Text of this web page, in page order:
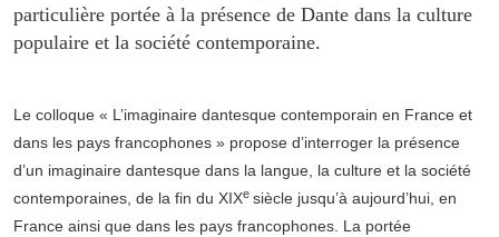
particulière portée à la présence de Dante dans la culture
populaire et la société contemporaine.
Le colloque « L’imaginaire dantesque contemporain en France et
dans les pays francophones » propose d’interroger la présence
d’un imaginaire dantesque dans la langue, la culture et la société
contemporaines, de la fin du XIXe siècle jusqu’à aujourd’hui, en
France ainsi que dans les pays francophones. La portée